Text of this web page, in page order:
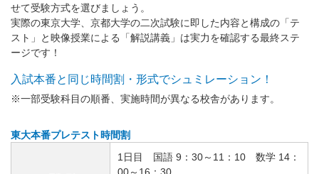
せて受験方式を選びましょう。
実際の東京大学、京都大学の二次試験に即した内容と構成の「テ
スト」と映像授業による「解説講義」は実力を確認する最終ステ
ージです！
入試本番と同じ時間割・形式でシュミレーション！
※一部受験科目の順番、実施時間が異なる校舎があります。
東大本番プレテスト時間割
1日目 国語 9：30～11：10 数学 14：